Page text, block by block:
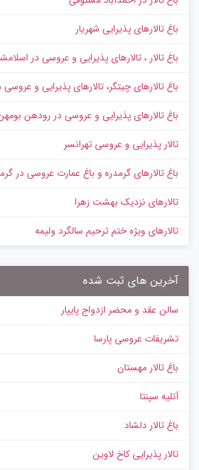
باغ تالارهای پذیرایی شهریار
باغ تالار ، تالارهای پذیرایی و عروسی در
باغ تالارهای چیتگر، تالارهای پذیرایی و عروسی
باغ تالارهای پذیرایی و عروسی در رودهن
تالار پذیرایی و عروسی تهرانسر
باغ تالارهای گرمدره و باغ عمارت عروسی در
تالارهای نزدیک بهشت زهرا
تالارهای ویژه ختم ترحیم سالگرد ولیمه
آخرین های ثبت شده
سالن عقد و محضر ازدواج پایپار
تشریفات عروسی پارسا
باغ تالار مهستان
آتلیه سپنتا
باغ تالار دلشاد
تالار پذیرایی کاخ لاوین